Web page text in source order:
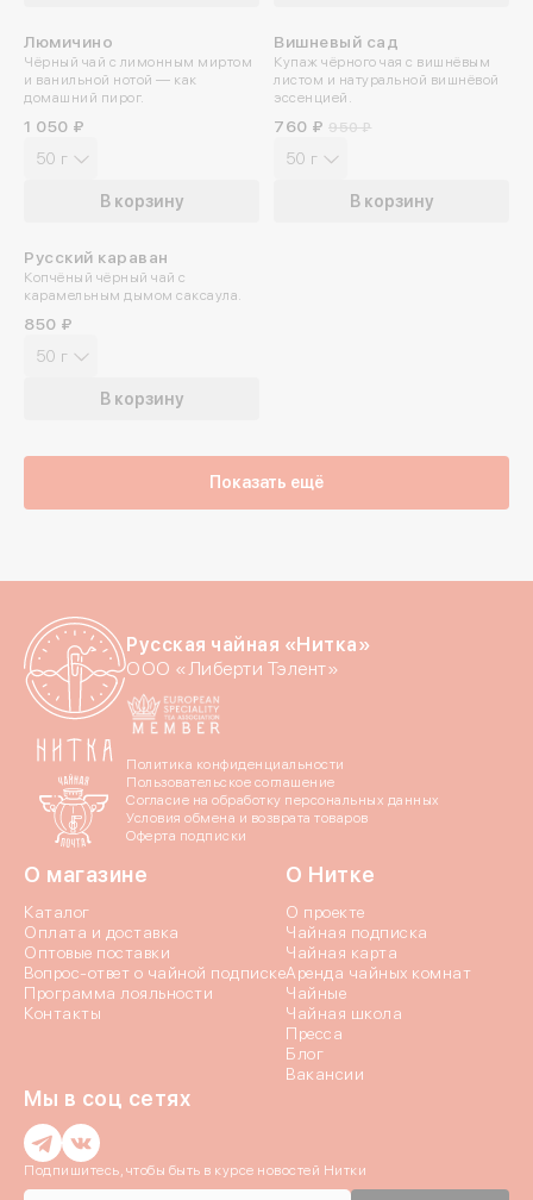
Люмичино
Чёрный чай с лимонным миртом
и ванильной нотой — как
домашний пирог.
1 050 ₽
В корзину
50 г
Вишневый сад
Купаж чёрного чая с вишнёвым
листом и натуральной вишнёвой
эссенцией.
760 ₽ 950 ₽
В корзину
50 г
ПРОБУЙТЕ ХОЛОДНЫМ
Русский караван
Копчёный чёрный чай с
карамельным дымом саксаула.
850 ₽
В корзину
50 г
Показать ещё
Русская чайная «Нитка»
ООО «Либерти Тэлент»
Политика конфиденциальности
Пользовательское соглашение
Согласие на обработку персональных данных
Условия обмена и возврата товаров
Оферта подписки
О магазине
Каталог
Оплата и доставка
Оптовые поставки
Вопрос-ответ о чайной подписке
Программа лояльности
Контакты
О Нитке
О проекте
Чайная подписка
Чайная карта
Аренда чайных комнат
Чайные
Чайная школа
Пресса
Блог
Вакансии
Мы в соц сетях
Подпишитесь, чтобы быть в курсе новостей Нитки